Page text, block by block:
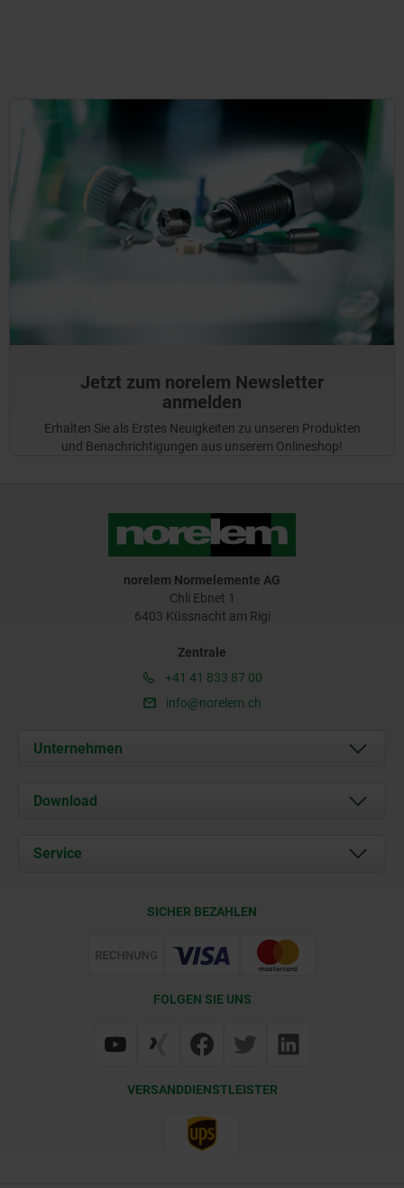
Jetzt zum norelem Newsletter
anmelden
Erhalten Sie als Erstes Neuigkeiten zu unseren Produkten
und Benachrichtigungen aus unserem Onlineshop!
norelem Normelemente AG
Chli Ebnet 1
6403 Küssnacht am Rigi
Zentrale
+41 41 833 87 00
info@norelem.ch
Unternehmen
Über uns
Kontakt
Download
Dokumente
Service
SICHER BEZAHLEN
FOLGEN SIE UNS
VERSANDDIENSTLEISTER